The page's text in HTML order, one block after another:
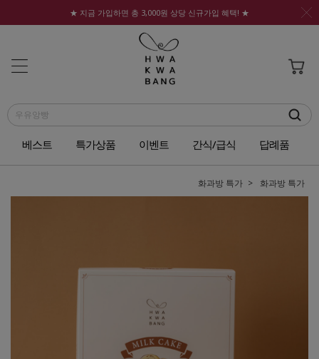
★ 지금 가입하면 총 3,000원 상당 신규가입 혜택! ★
베스트 특가상품 이벤트 간식/급식 답례품
화과방 특가 화과방 특가